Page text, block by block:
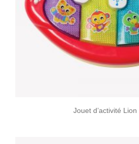
Jouet d’activité Lion